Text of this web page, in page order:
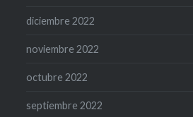
diciembre 2022
noviembre 2022
octubre 2022
septiembre 2022